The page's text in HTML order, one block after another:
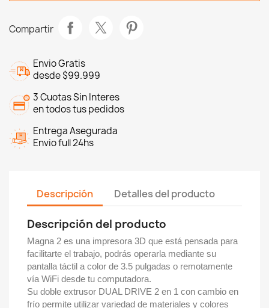
Compartir
Envio Gratis
desde $99.999
3 Cuotas Sin Interes
en todos tus pedidos
Entrega Asegurada
Envio full 24hs
Descripción Detalles del producto
Descripción del producto
Magna 2 es una impresora 3D que está pensada para
facilitarte el trabajo, podrás operarla mediante su
pantalla táctil a color de 3.5 pulgadas o remotamente
vía WiFi desde tu computadora.
Su doble extrusor DUAL DRIVE 2 en 1 con cambio en
frío permite utilizar variedad de materiales y colores